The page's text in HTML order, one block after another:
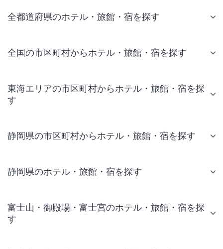
全都道府県のホテル・旅館・宿を探す
全国の市区町村からホテル・旅館・宿を探す
東海エリアの市区町村からホテル・旅館・宿を探
す
静岡県の市区町村からホテル・旅館・宿を探す
静岡県のホテル・旅館・宿を探す
富士山・御殿場・富士宮のホテル・旅館・宿を探
す